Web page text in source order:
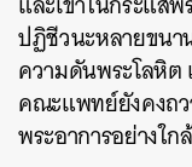
ปฏิชีวนะหลายขนา
ความดันพระโลหิต
คณะแพทย์ยังคงถ
พระอาการอย่างใ